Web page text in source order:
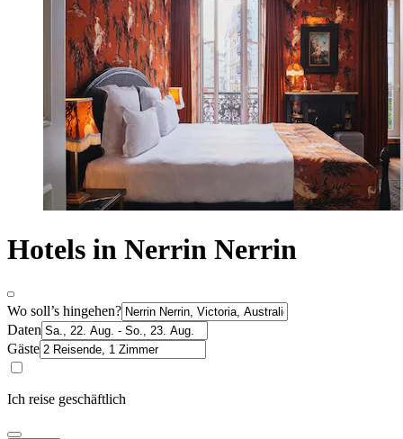
Hotels in Nerrin Nerrin
Wo soll’s hingehen?
Daten
Gäste
Ich reise geschäftlich